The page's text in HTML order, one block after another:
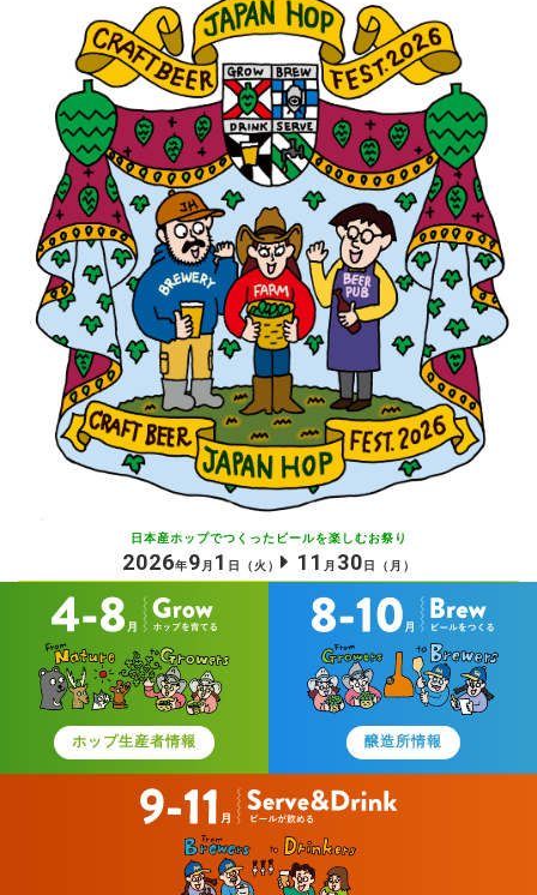
日本産ホップでつくったビールを楽しむお祭り
2026年9月 1 日 （火） 11 月 30 日 （月）
ホップ生産者情報 醸造所情報